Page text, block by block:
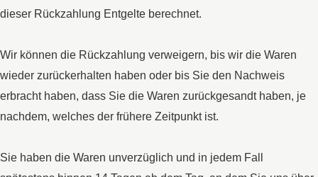
dieser Rückzahlung Entgelte berechnet.
Wir können die Rückzahlung verweigern, bis wir die Waren
wieder zurückerhalten haben oder bis Sie den Nachweis
erbracht haben, dass Sie die Waren zurückgesandt haben, je
nachdem, welches der frühere Zeitpunkt ist.
Sie haben die Waren unverzüglich und in jedem Fall